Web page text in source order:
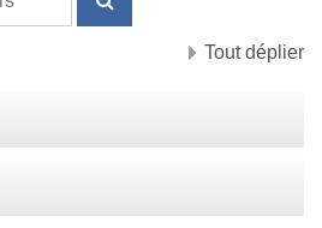
RECHERCHER DES
Tout déplier